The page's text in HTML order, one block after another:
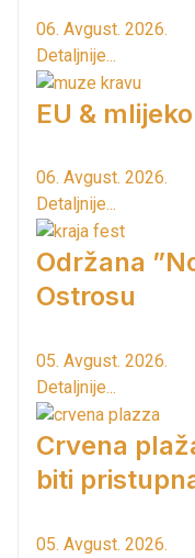
06. Avgust. 2026.
Detaljnije...
EU & mlijeko
06. Avgust. 2026.
Detaljnije...
Održana
Ostrosu
05. Avgust. 2026.
Detaljnije...
Crvena
biti
05. Avgust. 2026.